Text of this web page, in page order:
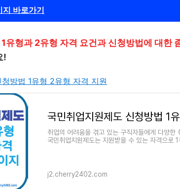
바로가기
유형과 2유형 자격 요건과 신청방법에 대한
!
방법 1유형 2유형 자격 지원
취업의 어려움을 겪고 있는 구직자들에게 다양한
국민취업지원제도는 지원받을 수 있는 자격으로
j2.cherry2402.com